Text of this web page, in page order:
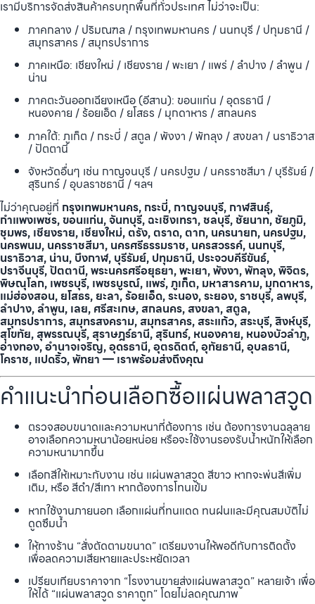
เรามีบริการจัดส่งสินค้าครบทุกพื้นที่ทั่วประเทศ ไม่ว่าจะเป็น:
ภาคกลาง / ปริมณฑล / กรุงเทพมหานคร / นนทบุรี / ปทุมธานี /
สมุทรสาคร / สมุทรปราการ
ภาคเหนือ: เชียงใหม่ / เชียงราย / พะเยา / แพร่ / ลำปาง / ลำพูน /
น่าน
ภาคตะวันออกเฉียงเหนือ (อีสาน): ขอนแก่น / อุดรธานี /
หนองคาย / ร้อยเอ็ด / ยโสธร / มุกดาหาร / สกลนคร
ภาคใต้: ภูเก็ต / กระบี่ / สตูล / พังงา / พัทลุง / สงขลา / นราธิวาส
/ ปัตตานี
จังหวัดอื่นๆ เช่น กาญจนบุรี / นครปฐม / นครราชสีมา / บุรีรัมย์ /
สุรินทร์ / อุบลราชธานี / ฯลฯ
ไม่ว่าคุณอยู่ที่ กรุงเทพมหานคร, กระบี่, กาญจนบุรี, กาฬสินธุ์,
กำแพงเพชร, ขอนแก่น, จันทบุรี, ฉะเชิงเทรา, ชลบุรี, ชัยนาท, ชัยภูมิ,
ชุมพร, เชียงราย, เชียงใหม่, ตรัง, ตราด, ตาก, นครนายก, นครปฐม,
นครพนม, นครราชสีมา, นครศรีธรรมราช, นครสวรรค์, นนทบุรี,
นราธิวาส, น่าน, บึงกาฬ, บุรีรัมย์, ปทุมธานี, ประจวบคีรีขันธ์,
ปราจีนบุรี, ปัตตานี, พระนครศรีอยุธยา, พะเยา, พังงา, พัทลุง, พิจิตร,
พิษณุโลก, เพชรบุรี, เพชรบูรณ์, แพร่, ภูเก็ต, มหาสารคาม, มุกดาหาร,
แม่ฮ่องสอน, ยโสธร, ยะลา, ร้อยเอ็ด, ระนอง, ระยอง, ราชบุรี, ลพบุรี,
ลำปาง, ลำพูน, เลย, ศรีสะเกษ, สกลนคร, สงขลา, สตูล,
สมุทรปราการ, สมุทรสงคราม, สมุทรสาคร, สระแก้ว, สระบุรี, สิงห์บุรี,
สุโขทัย, สุพรรณบุรี, สุราษฎร์ธานี, สุรินทร์, หนองคาย, หนองบัวลำภู,
อ่างทอง, อำนาจเจริญ, อุดรธานี, อุตรดิตถ์, อุทัยธานี, อุบลธานี,
โคราช, แปดริ้ว, พัทยา — เราพร้อมส่งถึงคุณ
คำแนะนำก่อนเลือกซื้อแผ่นพลาสวูด
ตรวจสอบขนาดและความหนาที่ต้องการ เช่น ต้องการงานฉลุลาย
อาจเลือกความหนาน้อยหน่อย หรือจะใช้งานรองรับน้ำหนักให้เลือก
ความหนามากขึ้น
เลือกสีให้เหมาะกับงาน เช่น แผ่นพลาสวูด สีขาว หากจะพ่นสีเพิ่ม
เติม, หรือ สีดำ/สีเทา หากต้องการโทนเข้ม
หากใช้งานภายนอก เลือกแผ่นที่ทนแดด ทนฝนและมีคุณสมบัติไม่
ดูดซึมน้ำ
ให้ทางร้าน “สั่งตัดตามขนาด” เตรียมงานให้พอดีกับการติดตั้ง
เพื่อลดความเสียหายและประหยัดเวลา
เปรียบเทียบราคาจาก “โรงงานขายส่งแผ่นพลาสวูด” หลายเจ้า เพื่อ
ให้ได้ “แผ่นพลาสวูด ราคาถูก” โดยไม่ลดคุณภาพ